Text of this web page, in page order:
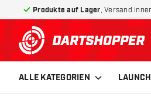
Produkte auf Lager , Versand
zurück zur
ALLE KATEGORIEN